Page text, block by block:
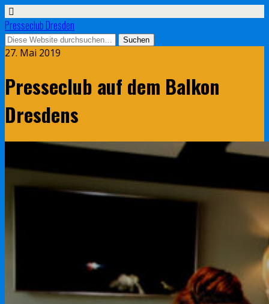
Presseclub Dresden
27. Mai 2019
Presseclub auf dem Balkon
Dresdens